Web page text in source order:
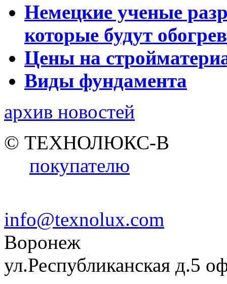
Немецкие ученые
которые будут
Цены на
Виды фундамента
архив новостей
© ТЕХНОЛЮКС-В
покупателю
info@texnolux.com
Воронеж
ул.Республиканская д.5